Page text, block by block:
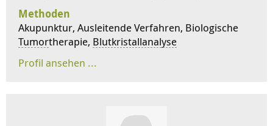
Methoden
Akupunktur, Ausleitende Verfahren, Biologische
Tumortherapie, Blutkristallanalyse